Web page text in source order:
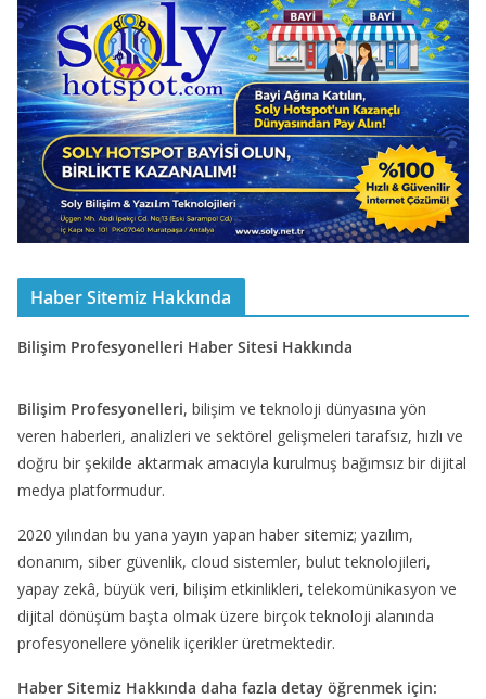
Haber Sitemiz Hakkında
Bilişim Profesyonelleri Haber Sitesi Hakkında
Bilişim Profesyonelleri, bilişim ve teknoloji dünyasına yön
veren haberleri, analizleri ve sektörel gelişmeleri tarafsız, hızlı ve
doğru bir şekilde aktarmak amacıyla kurulmuş bağımsız bir dijital
medya platformudur.
2020 yılından bu yana yayın yapan haber sitemiz; yazılım,
donanım, siber güvenlik, cloud sistemler, bulut teknolojileri,
yapay zekâ, büyük veri, bilişim etkinlikleri, telekomünikasyon ve
dijital dönüşüm başta olmak üzere birçok teknoloji alanında
profesyonellere yönelik içerikler üretmektedir.
Haber Sitemiz Hakkında daha fazla detay öğrenmek için: